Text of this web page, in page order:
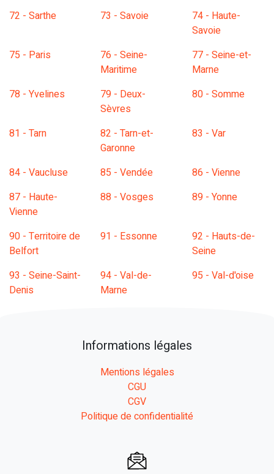
72 - Sarthe
73 - Savoie
74 - Haute-
Savoie
75 - Paris
76 - Seine-
Maritime
77 - Seine-et-
Marne
78 - Yvelines
79 - Deux-
Sèvres
80 - Somme
81 - Tarn
82 - Tarn-et-
Garonne
83 - Var
84 - Vaucluse 85 - Vendée
86 - Vienne
87 - Haute-
Vienne
88 - Vosges 89 - Yonne
90 - Territoire de
Belfort
91 - Essonne
92 - Hauts-de-
Seine
93 - Seine-Saint-
Denis
94 - Val-de-
Marne
95 - Val-d'oise
Informations légales
Mentions légales
CGU
CGV
Politique de confidentialité